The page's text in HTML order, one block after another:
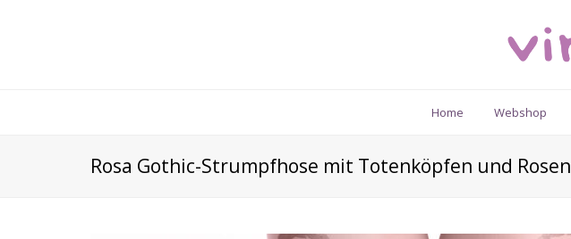
Home Webshop
Rosa Gothic-Strumpfhose mit Totenköpfen und Rosen